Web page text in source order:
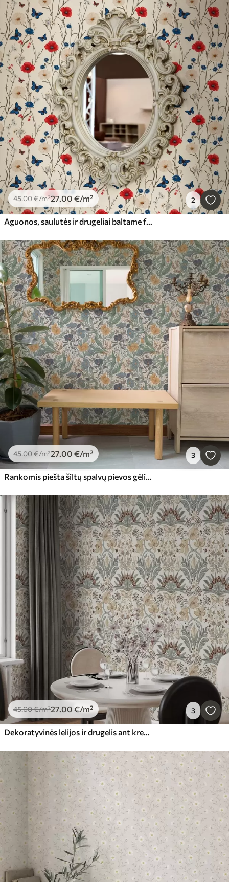
45.00€/m²27.00 €/m² 2
Aguonos, saulutės ir drugeliai baltame fone
45.00€/m²27.00 €/m² 3
Rankomis piešta šiltų spalvų pievos gėlių iliustracija
45.00€/m²27.00 €/m² 3
Dekoratyvinės lelijos ir drugelis ant kreminės spalvos fono